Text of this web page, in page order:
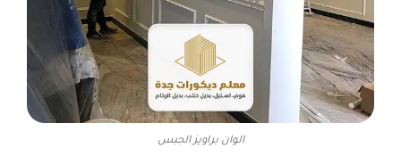
الوان براويز الجبس